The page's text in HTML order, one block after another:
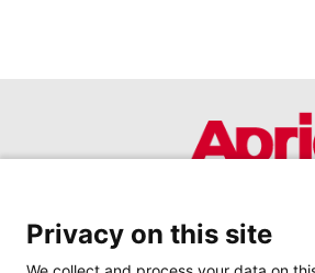
Privacy on this site